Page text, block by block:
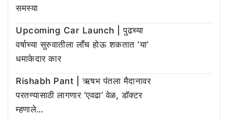
समस्या
Upcoming Car Launch | पुढच्या
वर्षाच्या सुरुवातीला लाँच होऊ शकतात ‘या’
धमाकेदार कार
Rishabh Pant | ऋषभ पंतला मैदानावर
परतण्यासाठी लागणार ‘एवढा’ वेळ, डॉक्टर
म्हणाले…